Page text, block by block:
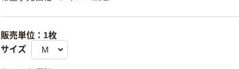
販売単位：1枚
サイズ